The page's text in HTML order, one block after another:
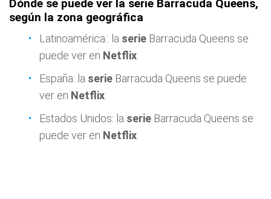
Dónde se puede ver la serie Barracuda Queens,
según la zona geográfica
Latinoamérica.: la serie Barracuda Queens se
puede ver en Netflix
España: la serie Barracuda Queens se puede
ver en Netflix
Estados Unidos: la serie Barracuda Queens se
puede ver en Netflix